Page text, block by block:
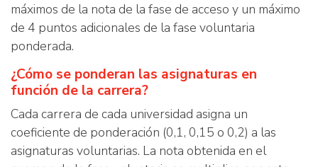
máximos de la nota de la fase de acceso y un máximo
de 4 puntos adicionales de la fase voluntaria
ponderada.
¿Cómo se ponderan las asignaturas en
función de la carrera?
Cada carrera de cada universidad asigna un
coeficiente de ponderación (0,1, 0,15 o 0,2) a las
asignaturas voluntarias. La nota obtenida en el